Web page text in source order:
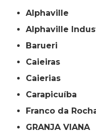
Alphaville
Alphaville
Barueri
Caieiras
Caierias
Carapicuíba
Franco da
GRANJA VIANA